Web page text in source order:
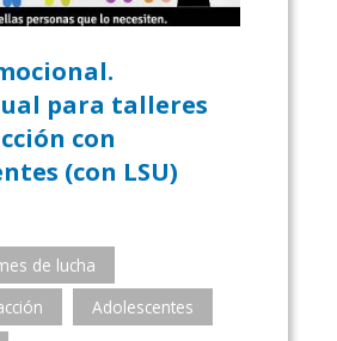
para talleres
con
(con LSU)
de lucha
Adolescentes